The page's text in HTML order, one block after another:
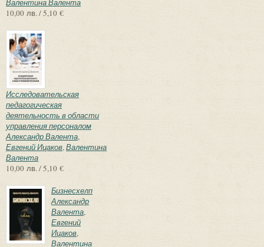
Валентина Валента
10,00 лв. / 5,10 €
Исследовательская
педагогическая
деятельность в области
управления персоналом
Александр Валента,
Евгений Ицаков,Валентина
Валента
10,00 лв. / 5,10 €
Бизнесхелп
Александр
Валента,
Евгений
Ицаков,
Валентина